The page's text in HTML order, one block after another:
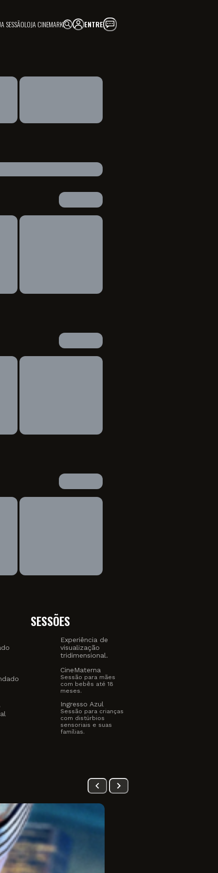
SESSÃOLOJA CINEMARK ENTRE
SESSÕES
Experiência de
visualização
tridimensional.
CineMaterna
Sessão para mães
com bebês até 18
meses.
Ingresso Azul
Sessão para crianças
com distúrbios
sensoriais e suas
famílias.